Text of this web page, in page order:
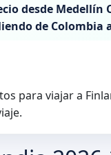
desde Medellín
de Colombia
para viajar a